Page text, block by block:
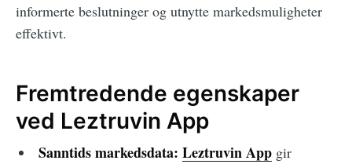
informerte beslutninger og utnytte markedsmuligheter
effektivt.
Fremtredende egenskaper
ved Leztruvin App
Sanntids markedsdata: Leztruvin Appgir